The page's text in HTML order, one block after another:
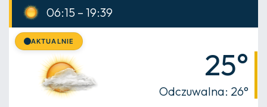
06:15 – 19:39
AKTUALNIE
25°
Odczuwalna: 26°